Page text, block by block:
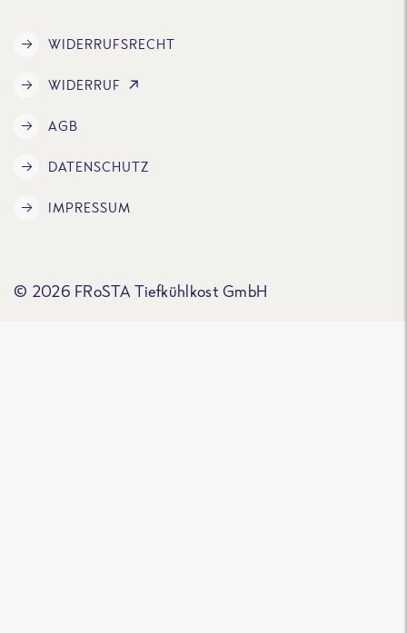
WIDERRUFSRECHT
WIDERRUF
AGB
DATENSCHUTZ
IMPRESSUM
© 2026 FRoSTA Tiefkühlkost GmbH